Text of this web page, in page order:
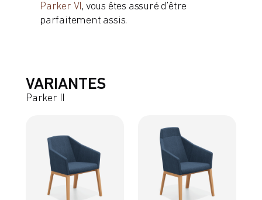
Parker VI , vous êtes assuré d’être
parfaitement assis.
VARIANTES
Parker II